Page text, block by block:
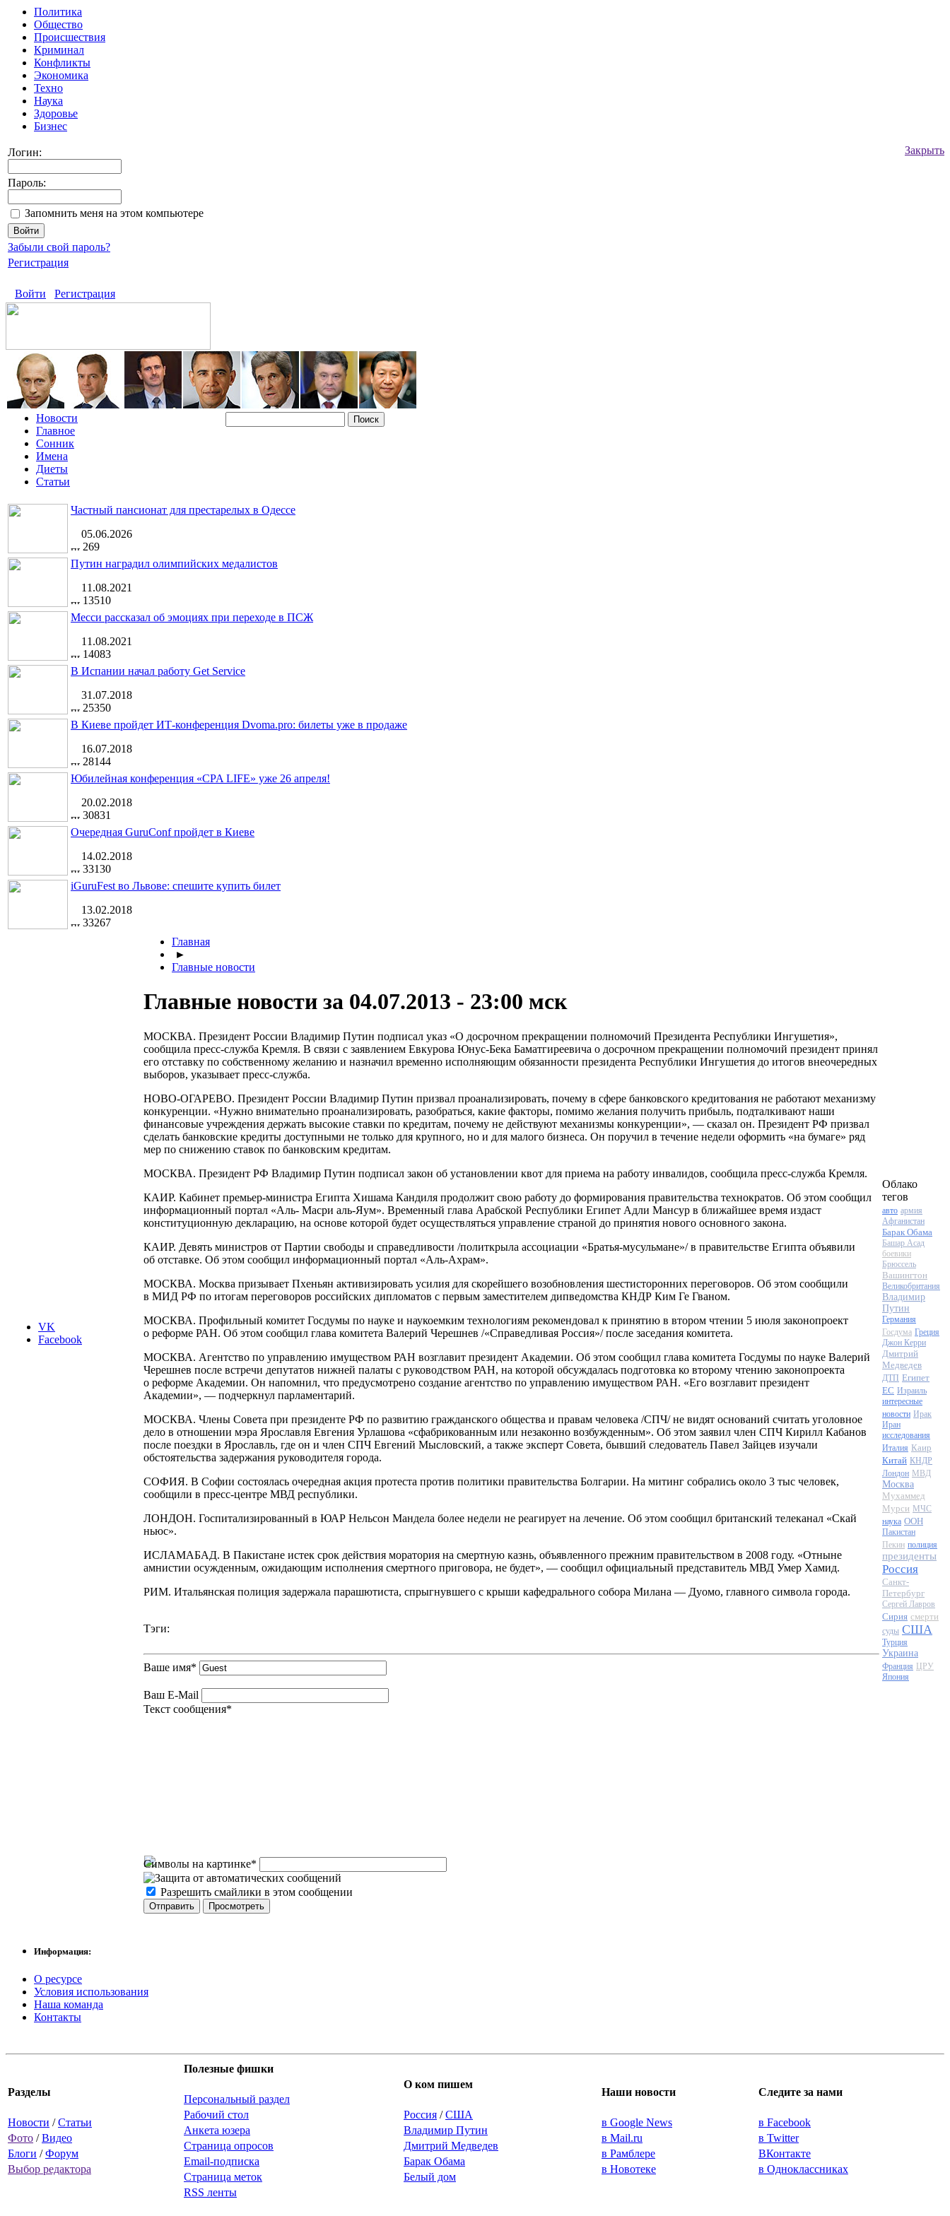
Политика
Общество
Происшествия
Криминал
Конфликты
Экономика
Техно
Наука
Здоровье
Бизнес
Закрыть
Логин:
Пароль:
Запомнить меня на этом компьютере
Забыли свой пароль?
Регистрация
Войти Регистрация
Новости
Главное
Сонник
Имена
Диеты
Статьи
Частный пансионат для престарелых в Одессе
05.06.2026
269
Путин наградил олимпийских медалистов
11.08.2021
13510
Месси рассказал об эмоциях при переходе в ПСЖ
11.08.2021
14083
В Испании начал работу Get Service
31.07.2018
25350
В Киеве пройдет ИТ-конференция Dvoma.pro: билеты уже в продаже
16.07.2018
28144
Юбилейная конференция «CPA LIFE» уже 26 апреля!
20.02.2018
30831
Очередная GuruConf пройдет в Киеве
14.02.2018
33130
iGuruFest во Львове: спешите купить билет
13.02.2018
33267
VK
Facebook
Главная
►
Главные новости
Главные новости за 04.07.2013 - 23:00 мск
МОСКВА. Президент России Владимир Путин подписал указ «О досрочном прекращении полномочий Президента Республики Ингушетия»,
сообщила пресс-служба Кремля. В связи с заявлением Евкурова Юнус-Бека Баматгиреевича о досрочном прекращении полномочий президент принял
его отставку по собственному желанию и назначил временно исполняющим обязанности президента Республики Ингушетия до итогов внеочередных
выборов, указывает пресс-служба.
НОВО-ОГАРЕВО. Президент России Владимир Путин призвал проанализировать, почему в сфере банковского кредитования не работают механизму
конкуренции. «Нужно внимательно проанализировать, разобраться, какие факторы, помимо желания получить прибыль, подталкивают наши
финансовые учреждения держать высокие ставки по кредитам, почему не действуют механизмы конкуренции», — сказал он. Президент РФ призвал
сделать банковские кредиты доступными не только для крупного, но и для малого бизнеса. Он поручил в течение недели оформить «на бумаге» ряд
мер по снижению ставок по банковским кредитам.
МОСКВА. Президент РФ Владимир Путин подписал закон об установлении квот для приема на работу инвалидов, сообщила пресс-служба Кремля.
КАИР. Кабинет премьер-министра Египта Хишама Кандиля продолжит свою работу до формирования правительства технократов. Об этом сообщил
информационный портал «Аль- Масри аль-Яум». Временный глава Арабской Республики Египет Адли Мансур в ближайшее время издаст
конституционную декларацию, на основе которой будет осуществляться управление страной до принятия нового основного закона.
КАИР. Девять министров от Партии свободы и справедливости /политкрыла ассоциации «Братья-мусульмане»/ в правительстве Египта объявили
об отставке. Об этом сообщил информационный портал «Аль-Ахрам».
МОСКВА. Москва призывает Пхеньян активизировать усилия для скорейшего возобновления шестисторонних переговоров. Об этом сообщили
в МИД РФ по итогам переговоров российских дипломатов с первым заместителем дипведомства КНДР Ким Ге Гваном.
МОСКВА. Профильный комитет Госдумы по науке и наукоемким технологиям рекомендовал к принятию в втором чтении 5 июля законопроект
о реформе РАН. Об этом сообщил глава комитета Валерий Черешнев /«Справедливая Россия»/ после заседания комитета.
МОСКВА. Агентство по управлению имуществом РАН возглавит президент Академии. Об этом сообщил глава комитета Госдумы по науке Валерий
Черешнев после встречи депутатов нижней палаты с руководством РАН, на которой обсуждалась подготовка ко второму чтению законопроекта
о реформе Академии. Он напомнил, что предусмотрено создание агентство по управлению имуществом РАН. «Его возглавит президент
Академии», — подчеркнул парламентарий.
МОСКВА. Члены Совета при президенте РФ по развитию гражданского общества и правам человека /СПЧ/ не видят оснований считать уголовное
дело в отношении мэра Ярославля Евгения Урлашова «сфабрикованным или незаконно возбужденным». Об этом заявил член СПЧ Кирилл Кабанов
после поездки в Ярославль, где он и член СПЧ Евгений Мысловский, а также эксперт Совета, бывший следователь Павел Зайцев изучали
обстоятельства задержания руководителя города.
СОФИЯ. В Софии состоялась очередная акция протеста против политики правительства Болгарии. На митинг собрались около 3 тыс человек,
сообщили в пресс-центре МВД республики.
ЛОНДОН. Госпитализированный в ЮАР Нельсон Мандела более недели не реагирует на лечение. Об этом сообщил британский телеканал «Скай
ньюс».
ИСЛАМАБАД. В Пакистане истек срок действия моратория на смертную казнь, объявленного прежним правительством в 2008 году. «Отныне
амнистии осужденным, ожидающим исполнения смертного приговора, не будет», — сообщил официальный представитель МВД Умер Хамид.
РИМ. Итальянская полиция задержала парашютиста, спрыгнувшего с крыши кафедрального собора Милана — Дуомо, главного символа города.
Тэги:
Ваше имя*
Ваш E-Mail
Текст сообщения*
Символы на картинке*
Разрешить смайлики в этом сообщении
Облако
тегов
авто армия
Афганистан
Барак Обама
Башар Асад
боевики
Брюссель
Вашингтон
Великобритания
Владимир
Путин
Германия
Госдума Греция
Джон Керри
Дмитрий
Медведев
ДТП Египет
ЕС Израиль
интересные
новости Ирак
Иран
исследования
Италия Каир
Китай КНДР
Лондон МВД
Москва
Мухаммед
Мурси МЧС
наука ООН
Пакистан
Пекин полиция
президенты
Россия
Санкт-
Петербург
Сергей Лавров
Сирия смерти
суды США
Турция
Украина
Франция ЦРУ
Япония
Информация:
О ресурсе
Условия использования
Наша команда
Контакты
Разделы
Новости /Статьи
Фото /Видео
Блоги /Форум
Выбор редактора
Полезные фишки
Персональный раздел
Рабочий стол
Анкета юзера
Страница опросов
Email-подписка
Страница меток
RSS ленты
О ком пишем
Россия /США
Владимир Путин
Дмитрий Медведев
Барак Обама
Белый дом
Наши новости
в Google News
в Mail.ru
в Рамблере
в Новотеке
Следите за нами
в Facebook
в Twitter
ВКонтакте
в Одноклассниках